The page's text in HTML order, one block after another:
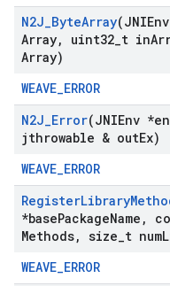
N2J_ByteArray
Array, uint32 t in
Array)
WEAVE_ERROR
N2J_Error(JNIEnv
jthrowable & outEx)
WEAVE_ERROR
RegisterLibrary
*basePackageName ,
Methods, size t num
WEAVE_ERROR